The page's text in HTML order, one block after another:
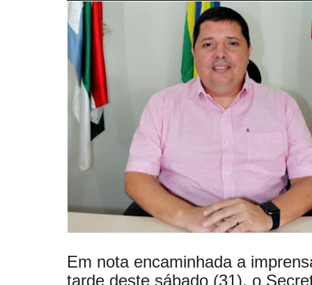
Em nota encaminhada a
tarde deste sábado (31), o